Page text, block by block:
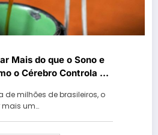
Mais do que o Sono e
o Cérebro Controla os
de milhões de brasileiros, o
um…